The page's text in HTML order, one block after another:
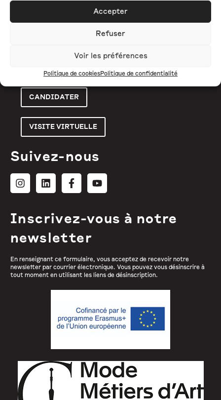
Accepter
Refuser
Voir les préférences
Politique de cookiesPolitique de confidentialité
CANDIDATER
VISITE VIRTUELLE
Suivez-nous
Inscrivez-vous à notre
newsletter
En renseignant ce formulaire, vous acceptez de recevoir notre
newsletter par courrier électronique. Vous pouvez vous désinscrire à
tout moment en utilisant les liens de désinscription.